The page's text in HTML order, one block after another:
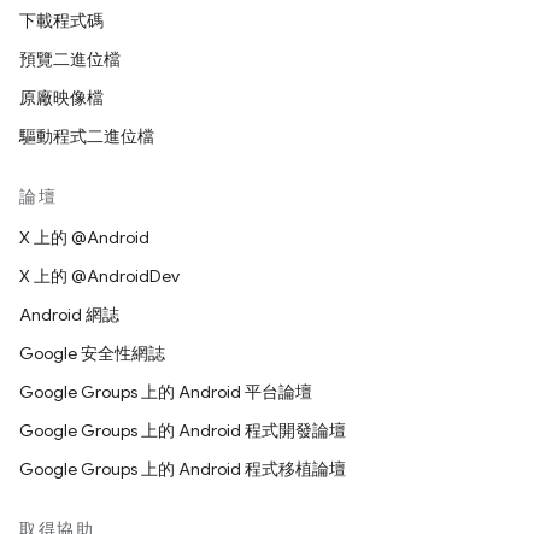
下載程式碼
預覽二進位檔
原廠映像檔
驅動程式二進位檔
論壇
X 上的 @Android
X 上的 @AndroidDev
Android 網誌
Google 安全性網誌
Google Groups 上的 Android 平台論壇
Google Groups 上的 Android 程式開發論壇
Google Groups 上的 Android 程式移植論壇
取得協助